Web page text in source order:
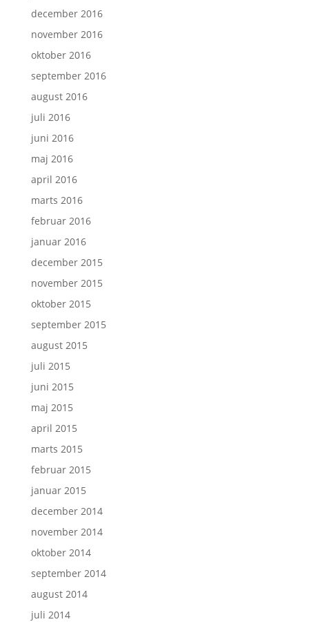
december 2016
november 2016
oktober 2016
september 2016
august 2016
juli 2016
juni 2016
maj 2016
april 2016
marts 2016
februar 2016
januar 2016
december 2015
november 2015
oktober 2015
september 2015
august 2015
juli 2015
juni 2015
maj 2015
april 2015
marts 2015
februar 2015
januar 2015
december 2014
november 2014
oktober 2014
september 2014
august 2014
juli 2014